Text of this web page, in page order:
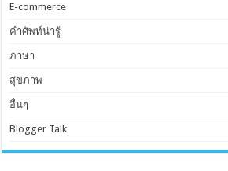
E-commerce
คำศัพท์น่ารู้
ภาษา
สุขภาพ
อื่นๆ
Blogger Talk